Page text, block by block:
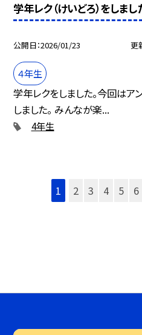
学年レク（けいどろ）をしまし
公開日 2026/01/23 更
４年生
学年レクをしました。今回はア
しました。 みんなが楽...
4年生
1 2 3 4 5 6